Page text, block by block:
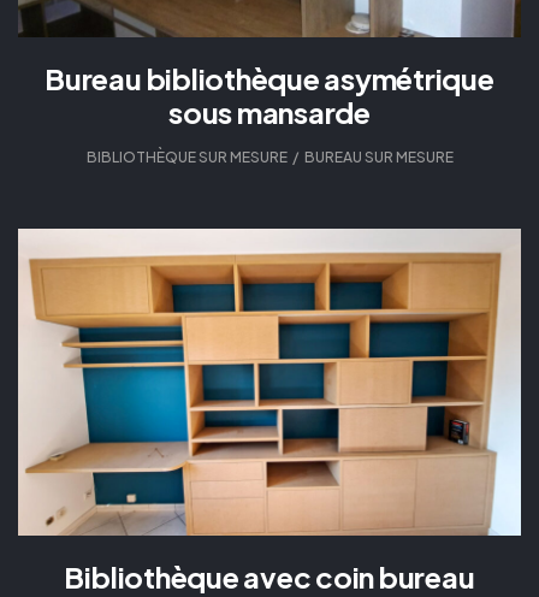
Bureau bibliothèque asymétrique
sous mansarde
BIBLIOTHÈQUE SUR MESURE, BUREAU SUR MESURE
Bibliothèque avec coin bureau